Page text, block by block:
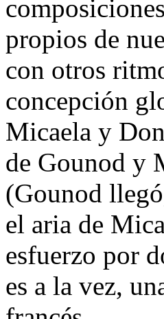
propios de
con otros
concepción
Micaela y
de Gounod y
(Gounod
el aria de
esfuerzo por
es a la vez,